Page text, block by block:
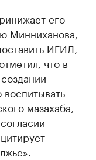
его
Минниханова,
ИГИЛ,
что в
мазахаба,